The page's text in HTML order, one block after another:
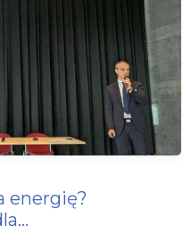
energię?